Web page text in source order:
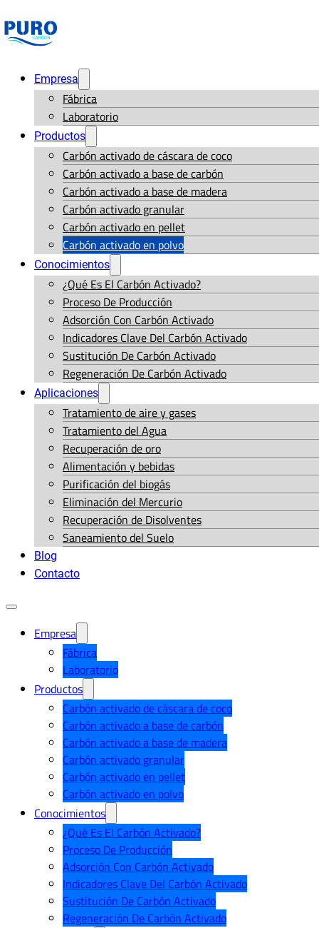
Empresa
Fábrica
Laboratorio
Productos
Carbón activado de cáscara de coco
Carbón activado a base de carbón
Carbón activado a base de madera
Carbón activado granular
Carbón activado en pellet
Carbón activado en polvo
Conocimientos
¿Qué Es El Carbón Activado?
Proceso De Producción
Adsorción Con Carbón Activado
Indicadores Clave Del Carbón Activado
Sustitución De Carbón Activado
Regeneración De Carbón Activado
Aplicaciones
Tratamiento de aire y gases
Tratamiento del Agua
Recuperación de oro
Alimentación y bebidas
Purificación del biogás
Eliminación del Mercurio
Recuperación de Disolventes
Saneamiento del Suelo
Blog
Contacto
Empresa
Fábrica
Laboratorio
Productos
Carbón activado de cáscara de coco
Carbón activado a base de carbón
Carbón activado a base de madera
Carbón activado granular
Carbón activado en pellet
Carbón activado en polvo
Conocimientos
¿Qué Es El Carbón Activado?
Proceso De Producción
Adsorción Con Carbón Activado
Indicadores Clave Del Carbón Activado
Sustitución De Carbón Activado
Regeneración De Carbón Activado